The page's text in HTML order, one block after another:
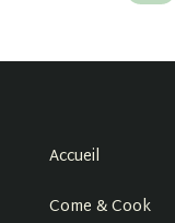
Accueil
Come & Cook